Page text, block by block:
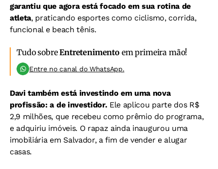
garantiu que agora está focado em sua rotina de
atleta, praticando esportes como ciclismo, corrida,
funcional e beach tênis.
Tudo sobreEntretenimento em primeira mão!
Entre no canal do WhatsApp.
Davi também está investindo em uma nova
profissão: a de investidor. Ele aplicou parte dos R$
2,9 milhões, que recebeu como prêmio do programa,
e adquiriu imóveis. O rapaz ainda inaugurou uma
imobiliária em Salvador, a fim de vender e alugar
casas.